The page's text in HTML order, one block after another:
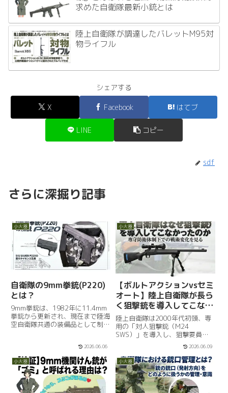
求めた自衛隊最新小銃とは
陸上自衛隊が調達したバレットM95対
物ライフル
シェアする
X Facebook はてブ
LINE コピー
sdf
さらに深掘り記事
小火器
自衛隊の9mm拳銃(P220)
とは？
9mm拳銃は、1982年に11.4mm
拳銃から更新され、現在まで陸海
空自衛隊共通の装備品として制式
供与された11.4mm拳銃
（M1911）を使用していました
が、1982年にその後継...
2026.06.06
小火器
【ボルトアクションvsセミ
オート】陸上自衛隊が長ら
く狙撃銃を導入してこなか
った理由とは
陸上自衛隊は2000年代初頭、専
用の「対人狙撃銃（M24
SWS）」を導入し、狙撃要員の
教育・配備を本格化させました。
M24 SWSはアメリカ製で、2002
年（平成14年）ごろに評価・調
達手続きが開始され、その後順
次、全国の普通科連隊や第一...
2026.06.09
小火器 小火器